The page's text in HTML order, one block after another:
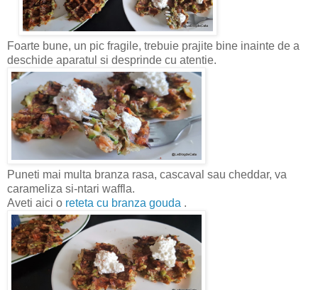
Foarte bune, un pic fragile, trebuie prajite bine inainte de a
deschide aparatul si desprinde cu atentie.
Puneti mai multa branza rasa, cascaval sau cheddar, va
carameliza si-ntari waffla.
Aveti aici o reteta cu branza gouda .